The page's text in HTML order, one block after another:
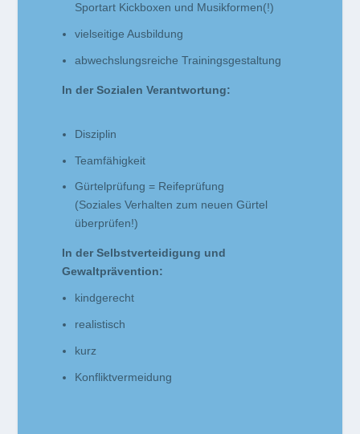
Sportart Kickboxen und Musikformen(!)
vielseitige Ausbildung
abwechslungsreiche Trainingsgestaltung
In der Sozialen Verantwortung:
Disziplin
Teamfähigkeit
Gürtelprüfung = Reifeprüfung
(Soziales Verhalten zum neuen Gürtel
überprüfen!)
In der Selbstverteidigung und
Gewaltprävention:
kindgerecht
realistisch
kurz
Konfliktvermeidung